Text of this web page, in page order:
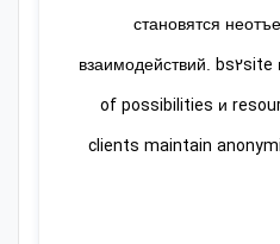
становятся
взаимодействий.
of possibilities и
clients maintain